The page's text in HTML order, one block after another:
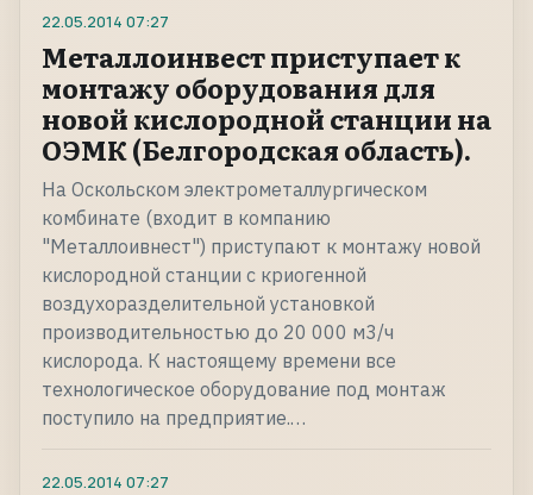
22.05.2014 07:27
Металлоинвест приступает к
монтажу оборудования для
новой кислородной станции на
ОЭМК (Белгородская область).
На Оскольском электрометаллургическом
комбинате (входит в компанию
"Металлоивнест") приступают к монтажу новой
кислородной станции с криогенной
воздухоразделительной установкой
производительностью до 20 000 м3/ч
кислорода. К настоящему времени все
технологическое оборудование под монтаж
поступило на предприятие.…
22.05.2014 07:27